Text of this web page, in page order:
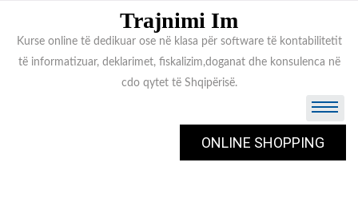
Trajnimi Im
Kurse online të dedikuar ose në klasa për software të kontabilitetit
të informatizuar, deklarimet, fiskalizim,doganat dhe konsulenca në
cdo qytet të Shqipërisë.
ONLINE SHOPPING